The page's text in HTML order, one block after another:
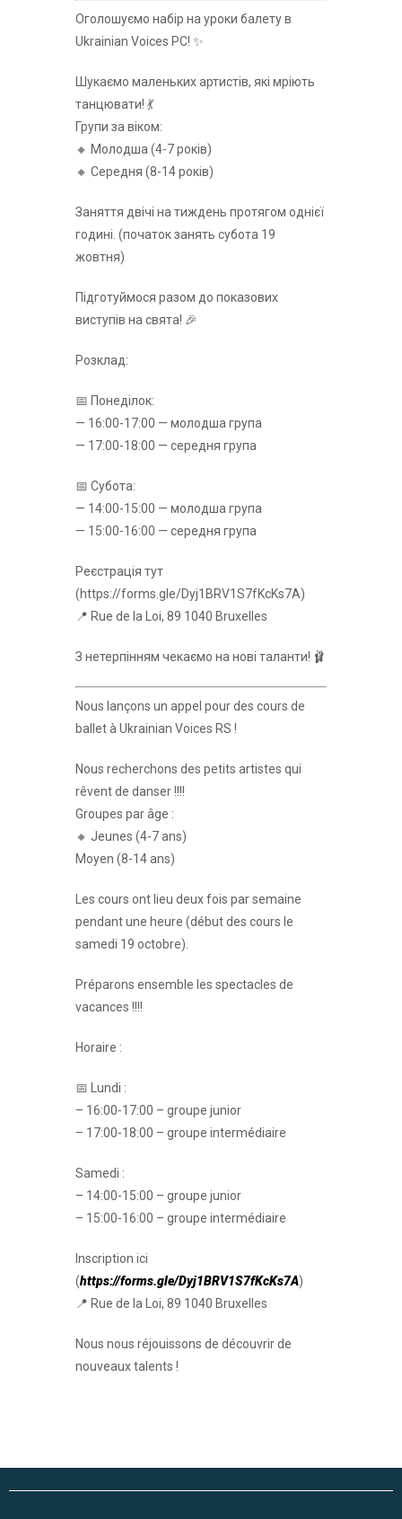
Оголошуємо набір на уроки балету в
Ukrainian Voices РС! ✨
Шукаємо маленьких артистів, які мріють
танцювати! 💃
Групи за віком:
🔸 Молодша (4-7 років)
🔸 Середня (8-14 років)
Заняття двічі на тиждень протягом однієї
годині. (початок занять субота 19
жовтня)
Підготуймося разом до показових
виступів на свята! 🎉
Розклад:
📅 Понеділок:
— 16:00-17:00 — молодша група
— 17:00-18:00 — середня група
📅 Субота:
— 14:00-15:00 — молодша група
— 15:00-16:00 — середня група
Реєстрація тут
(https://forms.gle/Dyj1BRV1S7fKcKs7A)
📍 Rue de la Loi, 89 1040 Bruxelles
З нетерпінням чекаємо на нові таланти! 🩰
Nous lançons un appel pour des cours de
ballet à Ukrainian Voices RS !
Nous recherchons des petits artistes qui
rêvent de danser !!!!
Groupes par âge :
🔸 Jeunes (4-7 ans)
Moyen (8-14 ans)
Les cours ont lieu deux fois par semaine
pendant une heure (début des cours le
samedi 19 octobre).
Préparons ensemble les spectacles de
vacances !!!!
Horaire :
📅 Lundi :
– 16:00-17:00 – groupe junior
– 17:00-18:00 – groupe intermédiaire
Samedi :
– 14:00-15:00 – groupe junior
– 15:00-16:00 – groupe intermédiaire
Inscription ici
(https://forms.gle/Dyj1BRV1S7fKcKs7A)
📍 Rue de la Loi, 89 1040 Bruxelles
Nous nous réjouissons de découvrir de
nouveaux talents !